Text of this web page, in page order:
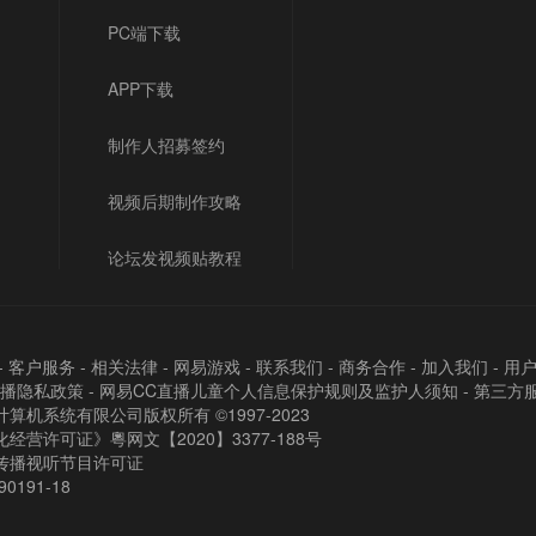
PC端下载
APP下载
制作人招募签约
视频后期制作攻略
论坛发视频贴教程
客户服务 - 相关法律 - 网易游戏 - 联系我们 - 商务合作 - 加入我们 - 用
隐私政策 - 网易CC直播儿童个人信息保护规则及监护人须知 - 第三方
算机系统有限公司版权所有 ©1997-2023
经营许可证》粵网文【2020】3377-188号
播视听节目许可证
18